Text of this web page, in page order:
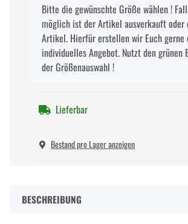
xBitte die gewünschte Größe wählen !
möglich ist der Artikel ausverkauft oder
Artikel. Hierfür erstellen wir Euch gerne
individuelles Angebot. Nutzt den grünen
der Größenauswahl !
Lieferbar
Bestand pro Lager anzeigen
BESCHREIBUNG